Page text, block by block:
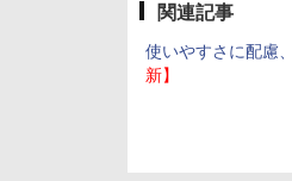
関連記事
使いやすさに配慮
新】